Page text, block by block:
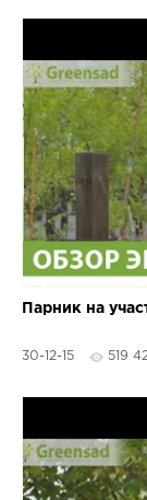
Парник на
30-12-15 519